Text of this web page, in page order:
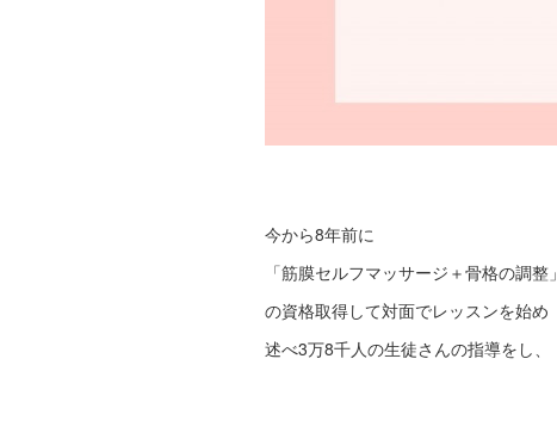
今から8年前に
「筋膜セルフマッサージ＋骨格の調整」
の資格取得して対面でレッスンを始め
述べ3万8千人の生徒さんの指導をし、